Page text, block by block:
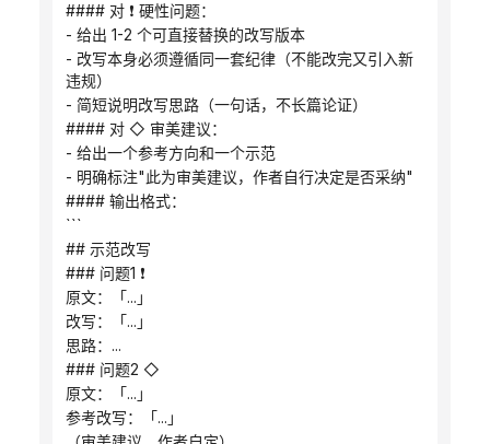
#### 对 ❗ 硬性问题：
- 给出 1-2 个可直接替换的改写版本
- 改写本身必须遵循同一套纪律（不能改完又引入新
违规）
- 简短说明改写思路（一句话，不长篇论证）
#### 对 ◇ 审美建议：
- 给出一个参考方向和一个示范
- 明确标注"此为审美建议，作者自行决定是否采纳"
#### 输出格式：
```
## 示范改写
### 问题1 ❗
原文：「...」
改写：「...」
思路：...
### 问题2 ◇
原文：「...」
参考改写：「...」